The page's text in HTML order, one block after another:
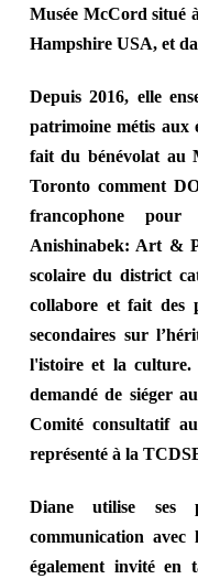
Musée McCord situé
Hampshire USA, et
Depuis 2016, elle
patrimoine métis aux
fait du bénévolat au
Toronto comment
francophone
Anishinabek: Art &
scolaire du district
collabore et fait des
secondaires sur
l'istoire et la
demandé de siéger
Comité consultatif
représenté à la
Diane utilise ses
communication avec
également invité en